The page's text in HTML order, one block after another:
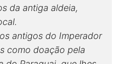
da antiga aldeia,
antigos do Imperador
como doação pela